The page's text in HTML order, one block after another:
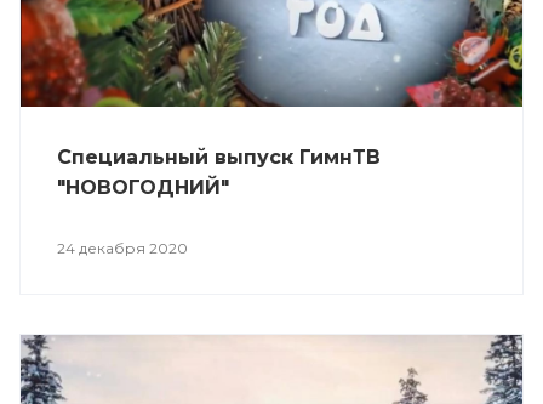
Специальный выпуск ГимнТВ
"НОВОГОДНИЙ"
24 декабря 2020